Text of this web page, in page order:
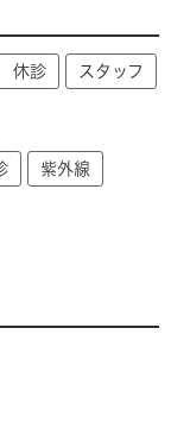
休診 スタッフ
紫外線